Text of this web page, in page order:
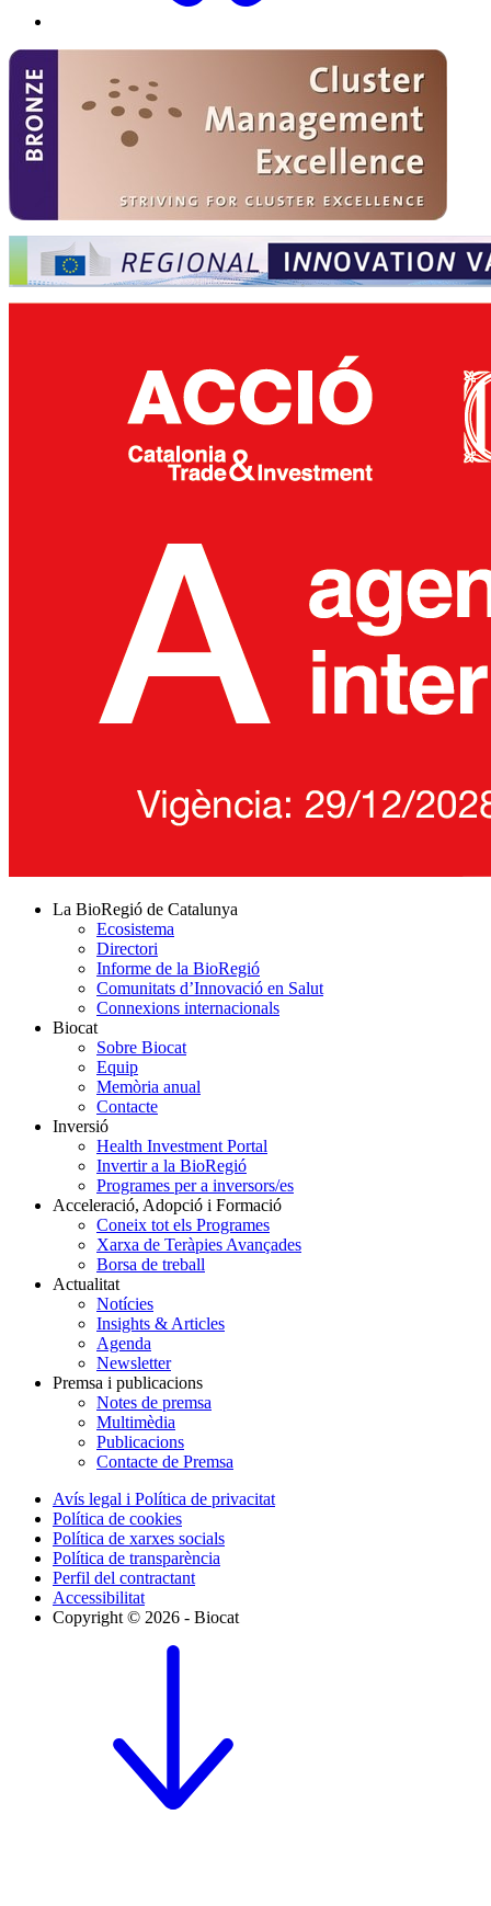
La BioRegió de Catalunya
Ecosistema
Directori
Informe de la BioRegió
Comunitats d’Innovació en Salut
Connexions internacionals
Biocat
Sobre Biocat
Equip
Memòria anual
Contacte
Inversió
Health Investment Portal
Invertir a la BioRegió
Programes per a inversors/es
Acceleració, Adopció i Formació
Coneix tot els Programes
Xarxa de Teràpies Avançades
Borsa de treball
Actualitat
Notícies
Insights & Articles
Agenda
Newsletter
Premsa i publicacions
Notes de premsa
Multimèdia
Publicacions
Contacte de Premsa
Avís legal i Política de privacitat
Política de cookies
Política de xarxes socials
Política de transparència
Perfil del contractant
Accessibilitat
Copyright © 2026 - Biocat